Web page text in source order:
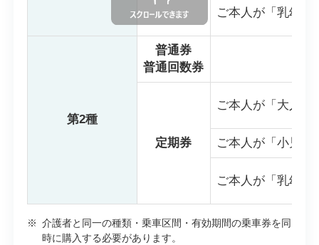
ご本人が「乳幼児
第2種
普通券
普通回数券
定期券
ご本人が「大人」
ご本人が「小児」
ご本人が「乳幼児
※ 介護者と同一の種類・乗車区間・有効期間の乗車券を同
時に購入する必要があります。